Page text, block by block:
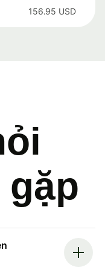
156.95 USD